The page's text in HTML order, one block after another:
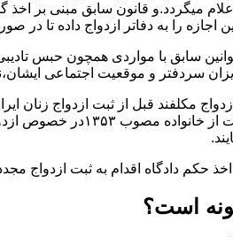
میگردد.و قانون سابق مبنی بر
اجازه را به دفاتر ازدواج داده تا در
سابق با مواردی همچون حبس
سردفتر و موقعیت اجتماعی
با توجه به عدم نسخ
حکم دادگاه اقدام به ثبت
است؟